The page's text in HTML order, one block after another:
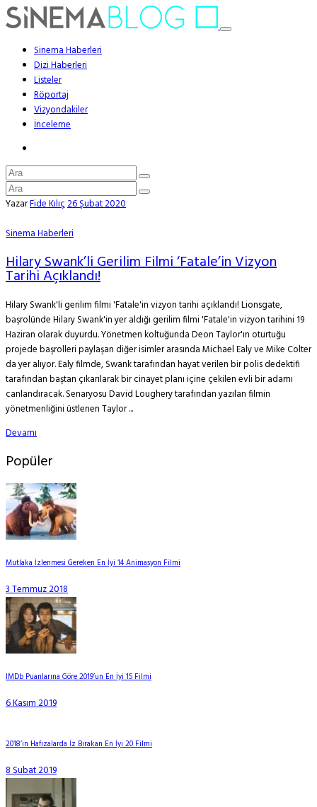
Sinema Haberleri
Dizi Haberleri
Listeler
Röportaj
Vizyondakiler
İnceleme
YazarFide Kılıç26 Şubat 2020
Sinema Haberleri
Hilary Swank’li Gerilim Filmi ‘Fatale’in Vizyon
Tarihi Açıklandı!
Hilary Swank'li gerilim filmi 'Fatale'in vizyon tarihi açıklandı! Lionsgate,
başrolünde Hilary Swank'in yer aldığı gerilim filmi 'Fatale'in vizyon tarihini 19
Haziran olarak duyurdu. Yönetmen koltuğunda Deon Taylor'ın oturtuğu
projede başrolleri paylaşan diğer isimler arasında Michael Ealy ve Mike Colter
da yer alıyor. Ealy filmde, Swank tarafından hayat verilen bir polis dedektifi
tarafından baştan çıkarılarak bir cinayet planı içine çekilen evli bir adamı
canlandıracak. Senaryosu David Loughery tarafından yazılan filmin
yönetmenliğini üstlenen Taylor ...
Devamı
Popüler
Mutlaka İzlenmesi Gereken En İyi 14 Animasyon Filmi
3 Temmuz 2018
IMDb Puanlarına Göre 2019’un En İyi 15 Filmi
6 Kasım 2019
2018’in Hafızalarda İz Bırakan En İyi 20 Filmi
8 Şubat 2019